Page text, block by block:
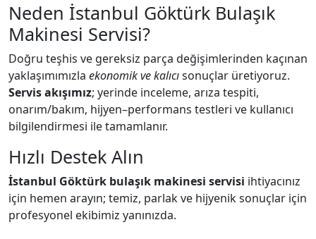
Neden İstanbul Göktürk Bulaşık
Makinesi Servisi?
Doğru teşhis ve gereksiz parça değişimlerinden kaçınan
yaklaşımımızla ekonomik ve kalıcısonuçlar üretiyoruz.
Servis akışımız; yerinde inceleme, arıza tespiti,
onarım/bakım, hijyen–performans testleri ve kullanıcı
bilgilendirmesi ile tamamlanır.
Hızlı Destek Alın
İstanbul Göktürk bulaşık makinesi servisi ihtiyacınız
için hemen arayın; temiz, parlak ve hijyenik sonuçlar için
profesyonel ekibimiz yanınızda.